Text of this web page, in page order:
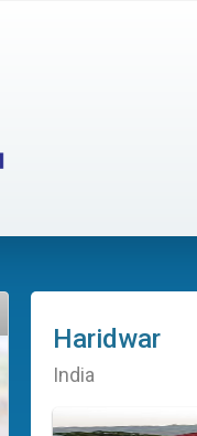
Haridwar
India